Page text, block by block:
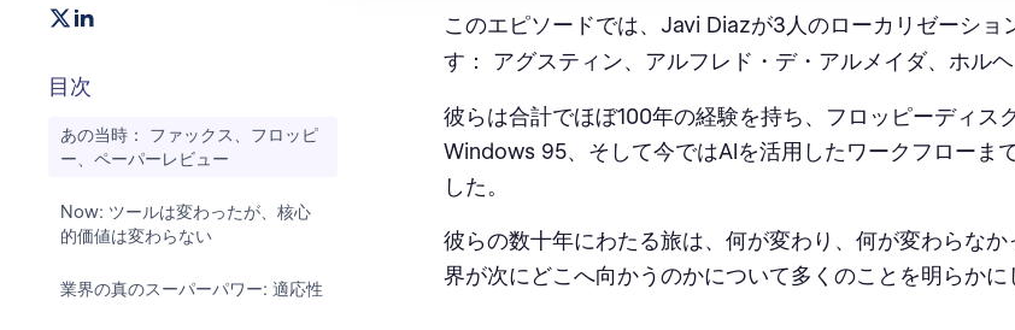
目次
あの当時： ファックス、フロッピ
ー、ペーパーレビュー
Now: ツールは変わったが、核心
的価値は変わらない
業界の真のスーパーパワー: 適応性
このエピソードでは、Javi Diazが3人のローカリゼーショ
す： アグスティン、アルフレド・デ・アルメイダ、ホルヘ
彼らは合計でほぼ100年の経験を持ち、フロッピーディス
Windows 95、そして今ではAIを活用したワークフローま
した。
彼らの数十年にわたる旅は、何が変わり、何が変わらな
界が次にどこへ向かうのかについて多くのことを明らかに